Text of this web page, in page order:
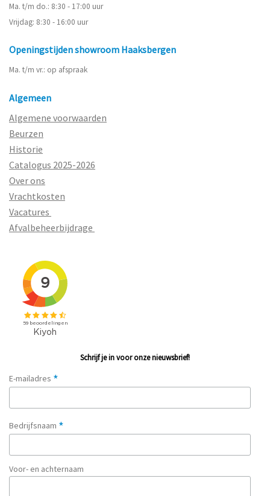
Ma. t/m do.: 8:30 - 17:00 uur
Vrijdag: 8:30 - 16:00 uur
Openingstijden showroom Haaksbergen
Ma. t/m vr.: op afspraak
Algemeen
Algemene voorwaarden
Beurzen
Historie
Catalogus 2025-2026
Over ons
Vrachtkosten
Vacatures
Afvalbeheerbijdrage
Schrijf je in voor onze nieuwsbrief!
E-mailadres *
Bedrijfsnaam *
Voor- en achternaam